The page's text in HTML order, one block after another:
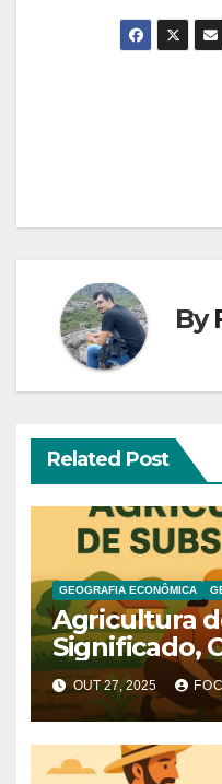
By
Related Post
GEOGRAFIA ECONÔMICA
Agricultura
Significado,
Desafios
OUT 27, 2025